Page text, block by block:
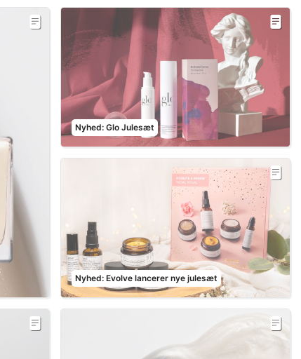
Nyhed: Glo Julesæt
Nyhed: Evolve lancerer nye julesæt